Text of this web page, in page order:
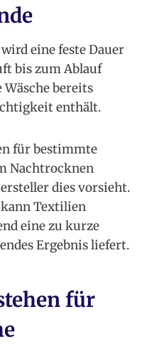
eine feste Dauer
bis zum Ablauf
bereits
enthält.
für bestimmte
Nachtrocknen
dies vorsieht.
Textilien
eine zu kurze
Ergebnis liefert.
für